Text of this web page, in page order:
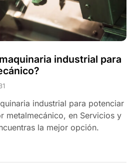
industrial para
industrial para potenciar
metalmecánico, en Servicios y
la mejor opción.